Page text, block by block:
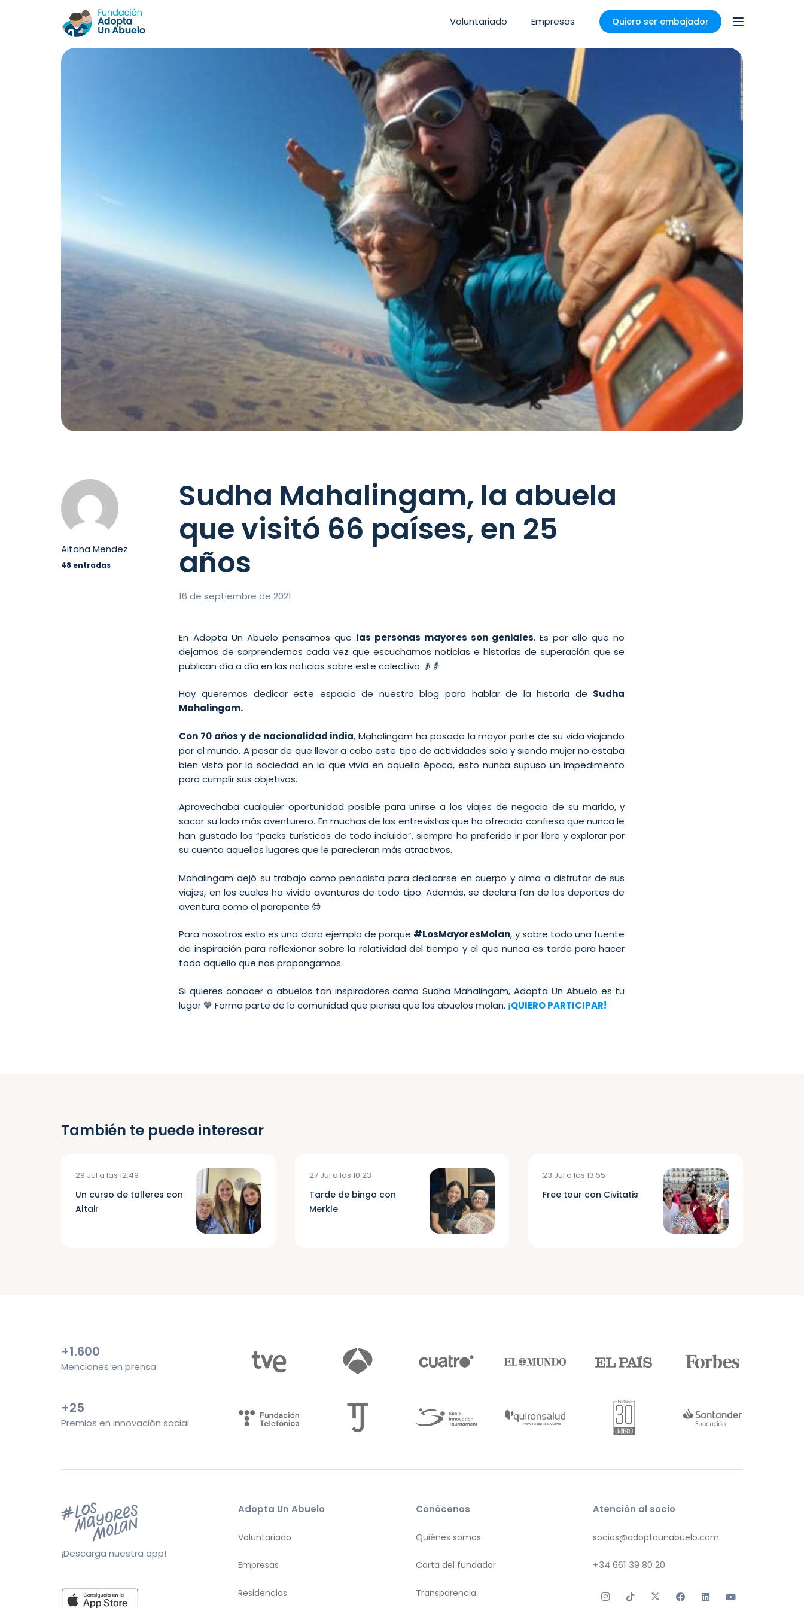
Voluntariado Empresas Quiero ser embajador
Aitana Mendez
48 entradas
Sudha Mahalingam, la abuela
que visitó 66 países, en 25
años
16 de septiembre de 2021
En Adopta Un Abuelo pensamos que las personas mayores son geniales. Es por ello que no
dejamos de sorprendernos cada vez que escuchamos noticias e historias de superación que se
publican día a día en las noticias sobre este colectivo 👴👵
Hoy queremos dedicar este espacio de nuestro blog para hablar de la historia de Sudha
Mahalingam.
Con 70 años y de nacionalidad india, Mahalingam ha pasado la mayor parte de su vida viajando
por el mundo. A pesar de que llevar a cabo este tipo de actividades sola y siendo mujer no estaba
bien visto por la sociedad en la que vivía en aquella época, esto nunca supuso un impedimento
para cumplir sus objetivos.
Aprovechaba cualquier oportunidad posible para unirse a los viajes de negocio de su marido, y
sacar su lado más aventurero. En muchas de las entrevistas que ha ofrecido confiesa que nunca le
han gustado los “packs turísticos de todo incluido”, siempre ha preferido ir por libre y explorar por
su cuenta aquellos lugares que le parecieran más atractivos.
Mahalingam dejó su trabajo como periodista para dedicarse en cuerpo y alma a disfrutar de sus
viajes, en los cuales ha vivido aventuras de todo tipo. Además, se declara fan de los deportes de
aventura como el parapente 😎
Para nosotros esto es una claro ejemplo de porque #LosMayoresMolan, y sobre todo una fuente
de inspiración para reflexionar sobre la relatividad del tiempo y el que nunca es tarde para hacer
todo aquello que nos propongamos.
Si quieres conocer a abuelos tan inspiradores como Sudha Mahalingam, Adopta Un Abuelo es tu
lugar 💙 Forma parte de la comunidad que piensa que los abuelos molan. ¡QUIERO PARTICIPAR!
También te puede interesar
29 Jul a las 12:49
Un curso de talleres con
Altair
27 Jul a las 10:23
Tarde de bingo con
Merkle
23 Jul a las 13:55
Free tour con Civitatis
+1.600
Menciones en prensa
+25
Premios en innovación social
¡Descarga nuestra app!
Adopta Un Abuelo
Voluntariado
Empresas
Residencias
Conócenos
Quiénes somos
Carta del fundador
Transparencia
Atención al socio
socios@adoptaunabuelo.com
+34 661 39 80 20